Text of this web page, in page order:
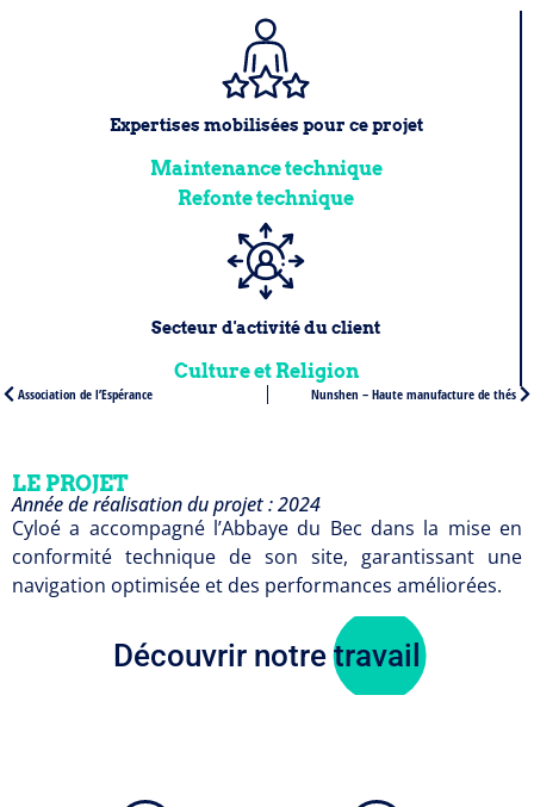
Expertises mobilisées pour ce projet
Maintenance technique
Refonte technique
Secteur d'activité du client
Culture et Religion
Association de l’Espérance Nunshen – Haute manufacture de thés
LE PROJET
Année de réalisation du projet : 2024
Cyloé a accompagné l’Abbaye du Bec dans la mise en
conformité technique de son site, garantissant une
navigation optimisée et des performances améliorées.
Découvrir notre travail